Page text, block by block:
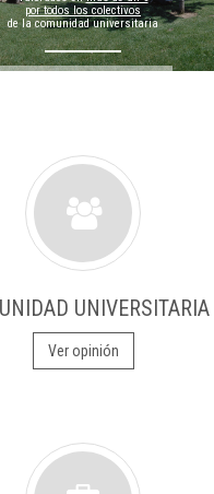
por todos los colectivos
de la comunidad universitaria
UNIVERSITARIA
Ver opinión